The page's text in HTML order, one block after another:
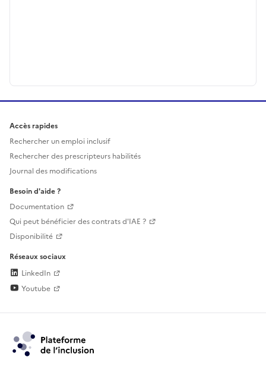
Accès rapides
Rechercher un emploi inclusif
Rechercher des prescripteurs habilités
Journal des modifications
Besoin d'aide ?
Documentation
Qui peut bénéficier des contrats d'IAE ?
Disponibilité
Réseaux sociaux
LinkedIn
Youtube